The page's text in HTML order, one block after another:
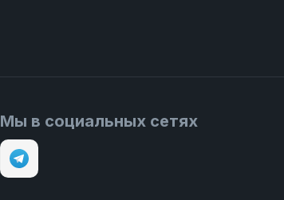
Мы в социальных сетях